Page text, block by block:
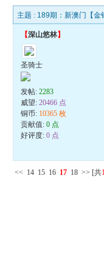
主题 : 189期：新澳门【
【深山悠林】
圣骑士
发帖:2283
威望:20466 点
铜币: 10365 枚
贡献值:0 点
好评度:0 点
<< 14 15 16 17 18 >> [共